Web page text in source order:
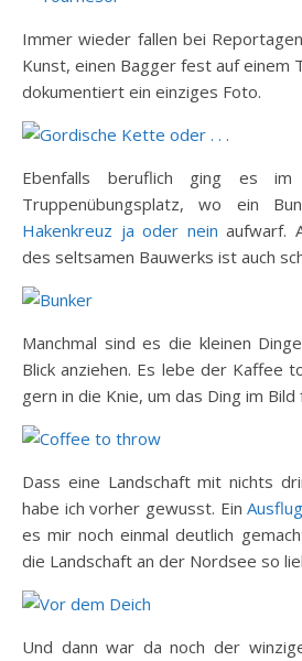
Immer wieder fallen bei
Kunst, einen Bagger fest auf einem
dokumentiert ein einziges Foto.
Ebenfalls beruflich ging es
Truppenübungsplatz, wo ein
Hakenkreuz ja oder nein aufwarf.
des seltsamen Bauwerks ist auch
Manchmal sind es die kleinen
Blick anziehen. Es lebe der Kaffee
gern in die Knie, um das Ding im
Dass eine Landschaft mit nichts
habe ich vorher gewusst. Ein
es mir noch einmal deutlich
die Landschaft an der Nordsee so
Und dann war da noch der